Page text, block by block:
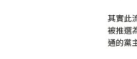
其實此
被推選
通的黨